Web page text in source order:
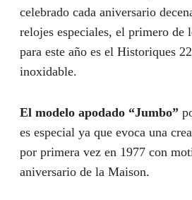
celebrado cada aniversario
relojes especiales, el primero de
para este año es el Historiques
inoxidable.
El modelo apodado “Jumbo”
es especial ya que evoca una
por primera vez en 1977 con
aniversario de la Maison.